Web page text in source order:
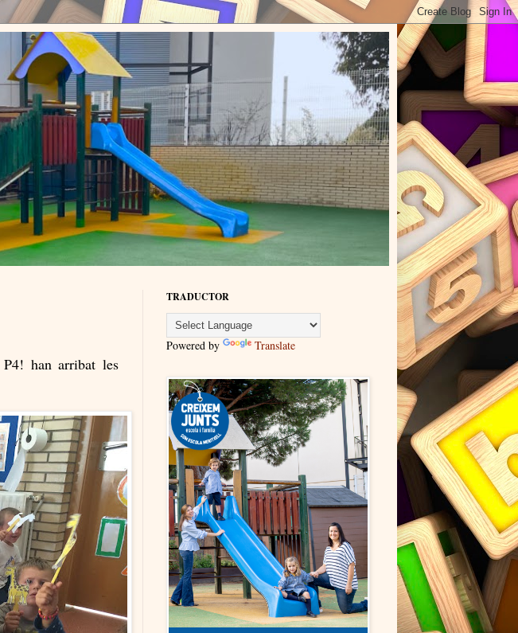
han arribat les
TRADUCTOR
Powered by Translate